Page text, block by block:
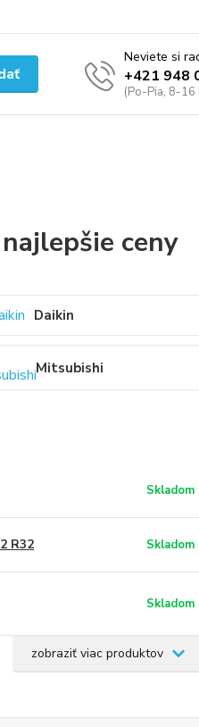
Neviete si
+421 948
(Po-Pia, 8-16
ceny
Daikin
Mitsubishi
Skladom
R32 Skladom
Skladom
zobraziť viac produktov